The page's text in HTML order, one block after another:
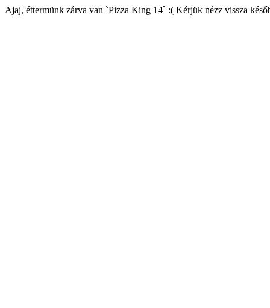
Ajaj, éttermünk zárva van `Pizza King 14` :( Kérjük nézz vissza